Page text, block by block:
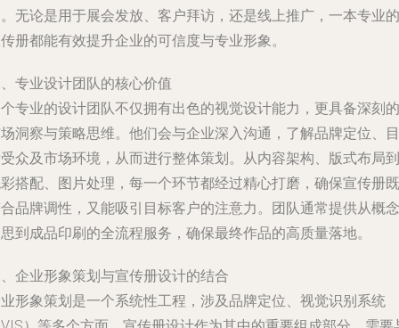
无论是用于展会发放、客户拜访，还是线上推广，一本专业的
册都能有效提升企业的可信度与专业形象。
专业设计团队的核心价值
专业的设计团队不仅拥有出色的视觉设计能力，更具备深刻的
洞察与策略思维。他们会与企业深入沟通，了解品牌定位、目
众及市场环境，从而进行整体策划。从内容架构、版式布局到
搭配、图片处理，每一个环节都经过精心打磨，确保宣传册既
品牌调性，又能吸引目标客户的注意力。团队通常提供从概念
到成品印刷的全流程服务，确保最终作品的高质量落地。
企业形象策划与宣传册设计的结合
形象策划是一个系统性工程，涉及品牌定位、视觉识别系统